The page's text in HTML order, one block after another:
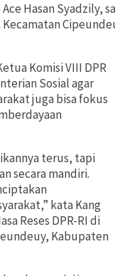
Hasan Syadzily,
Kecamatan
Komisi VIII DPR
Sosial agar
juga bisa fokus
terus, tapi
secara mandiri.
kata Kang
Reses DPR-RI di
Kabupaten